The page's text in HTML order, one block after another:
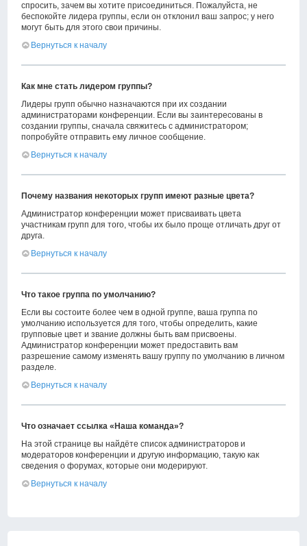
спросить, зачем вы хотите присоединиться. Пожалуйста, не
беспокойте лидера группы, если он отклонил ваш запрос; у него
могут быть для этого свои причины.
Вернуться к началу
Как мне стать лидером группы?
Лидеры групп обычно назначаются при их создании
администраторами конференции. Если вы заинтересованы в
создании группы, сначала свяжитесь с администратором;
попробуйте отправить ему личное сообщение.
Вернуться к началу
Почему названия некоторых групп имеют разные цвета?
Администратор конференции может присваивать цвета
участникам групп для того, чтобы их было проще отличать друг от
друга.
Вернуться к началу
Что такое группа по умолчанию?
Если вы состоите более чем в одной группе, ваша группа по
умолчанию используется для того, чтобы определить, какие
групповые цвет и звание должны быть вам присвоены.
Администратор конференции может предоставить вам
разрешение самому изменять вашу группу по умолчанию в личном
разделе.
Вернуться к началу
Что означает ссылка «Наша команда»?
На этой странице вы найдёте список администраторов и
модераторов конференции и другую информацию, такую как
сведения о форумах, которые они модерируют.
Вернуться к началу